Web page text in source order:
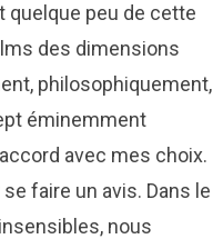
quelque peu de cette
des dimensions
philosophiquement,
éminemment
avec mes choix.
faire un avis. Dans le
nous